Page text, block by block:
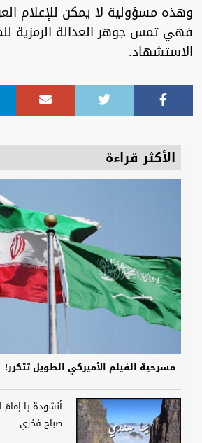
وهذه مسؤولية لا يمكن للإعلام
فهي تمس جوهر العدالة الرمزية
الاستشهاد.
الأكثر قراءة
مسرحية الفيلم الأميركي الطويل تتكرر!
أنشودة يا
صباح فخري